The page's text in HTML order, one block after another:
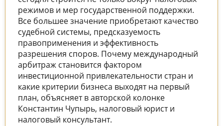
режимов и мер государственной поддержки.
Все большее значение приобретают качество
судебной системы, предсказуемость
правоприменения и эффективность
разрешения споров. Почему международный
арбитраж становится фактором
инвестиционной привлекательности стран и
какие критерии бизнеса выходят на первый
план, объясняет в авторской колонке
Константин Чупырь, налоговый юрист и
налоговый консультант.